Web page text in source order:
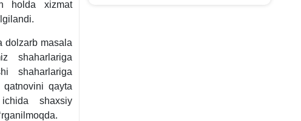
holda хizmat
dolzarb masala
shaharlariga
shaharlariga
qatnovini qayta
shaхsiy